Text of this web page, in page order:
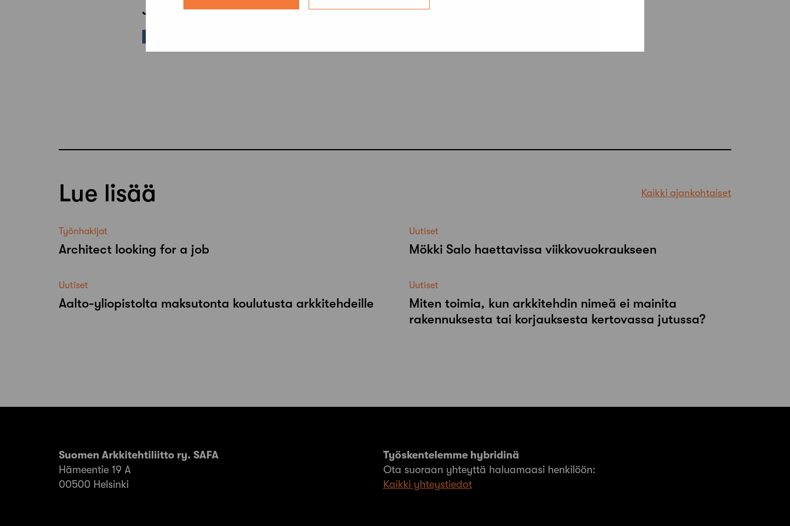
Jaa artikkeli
Lue lisää Kaikki ajankohtaiset
Työnhakijat
Architect looking for a job
Uutiset
Mökki Salo haettavissa viikkovuokraukseen
Uutiset
Aalto-​yliopistolta maksutonta koulutusta arkkitehdeille
Uutiset
Miten toimia, kun arkkitehdin nimeä ei mainita
rakennuksesta tai korjauksesta kertovassa jutussa?
Suomen Arkkitehtiliitto ry. SAFA
Hämeentie 19 A
00500 Helsinki
Työskentelemme hybridinä
Ota suoraan yhteyttä haluamaasi henkilöön:
Kaikki yhteystiedot